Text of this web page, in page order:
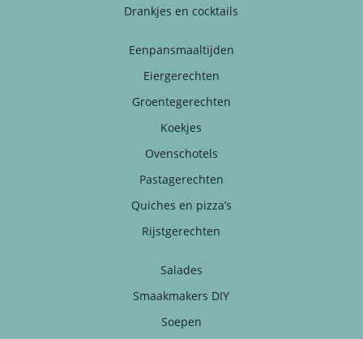
Drankjes en cocktails
Eenpansmaaltijden
Eiergerechten
Groentegerechten
Koekjes
Ovenschotels
Pastagerechten
Quiches en pizza’s
Rijstgerechten
Salades
Smaakmakers DIY
Soepen